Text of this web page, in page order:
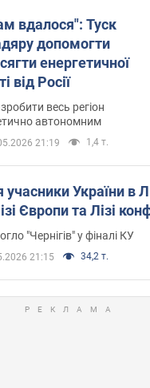
вдалося": Туск
допомогти
енергетичної
від Росії
весь регіон
автономним
21:19 1,4 т.
України в
Європи та Лізі
"Чернігів" у фіналі КУ
21:15 34,2 т.